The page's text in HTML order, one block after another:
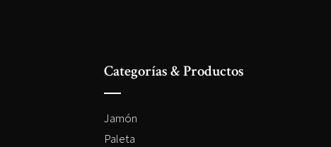
Categorías & Productos
Jamón
Paleta